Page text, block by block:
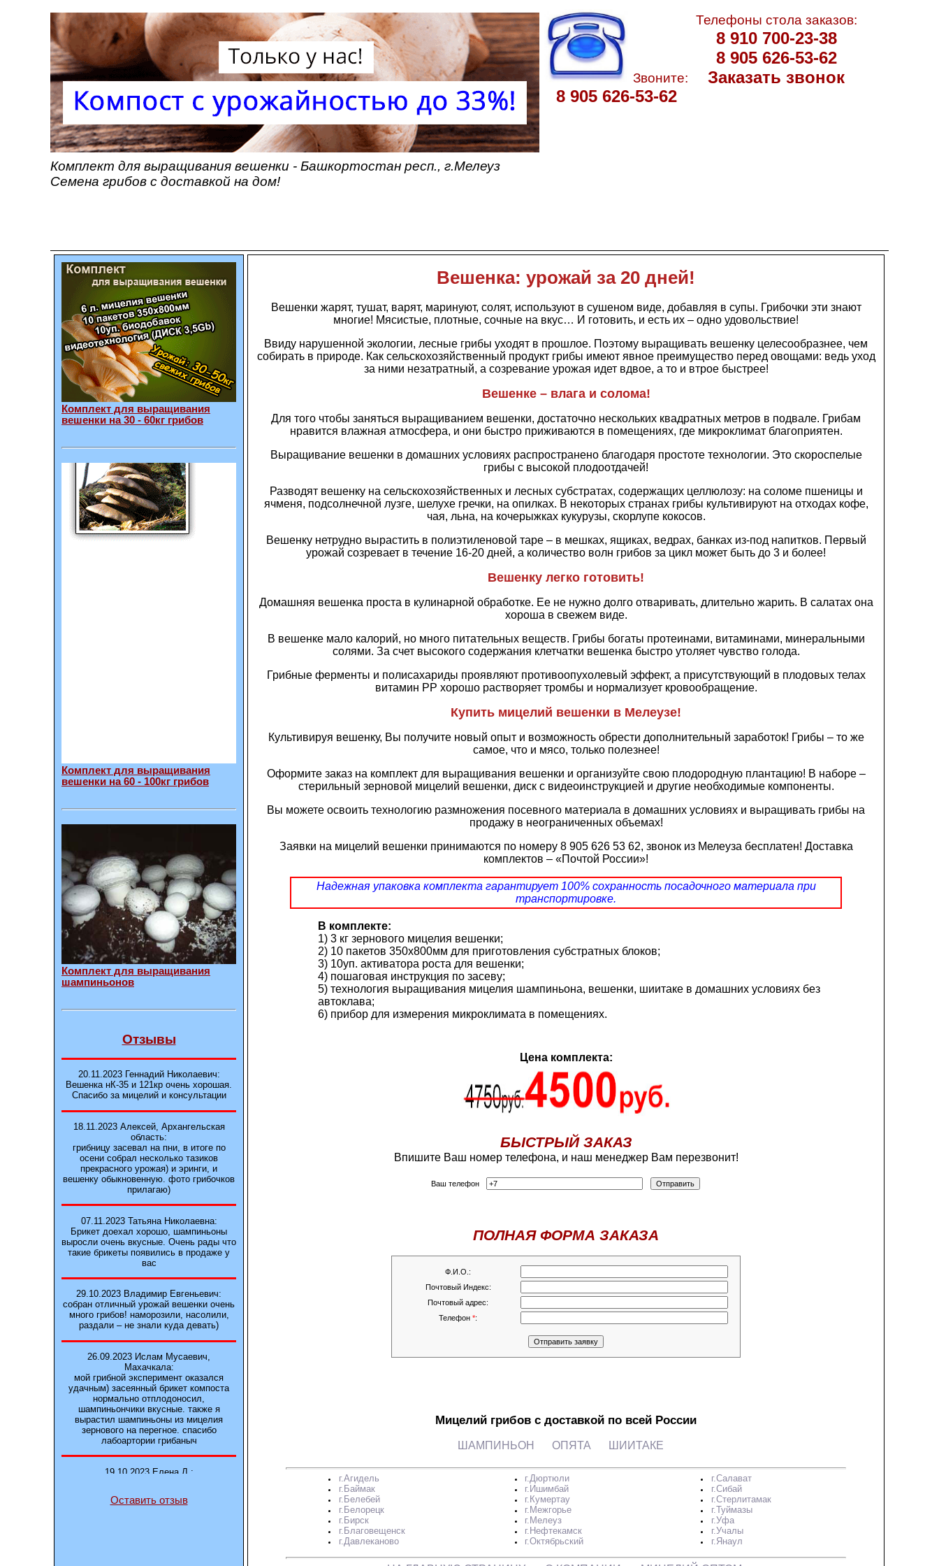
Звоните:
8 905 626-53-62
Телефоны стола заказов:
8 910 700-23-38
8 905 626-53-62
Заказать звонок
Комплект для выращивания вешенки - Башкортостан респ., г.Мелеуз
Семена грибов с доставкой на дом!
Комплект для выращивания
вешенки на 30 - 60кг грибов
Комплект для выращивания
вешенки на 60 - 100кг грибов
Комплект для выращивания
шампиньонов
Отзывы
20.11.2023 Геннадий Николаевич:
Вешенка нК-35 и 121кp очень хорошая.
Спасибо за мицелий и консультации
18.11.2023 Алексей, Архангельская
область:
грибницу засевал на пни, в итоге по
осени собрал несколько тазиков
прекрасного урожая) и эринги, и
вешенку обыкновенную. фото грибочков
прилагаю)
07.11.2023 Татьяна Николаевна:
Брикет доехал хорошо, шампиньоны
выросли очень вкусные. Очень рады что
такие брикеты появились в продаже у
вас
29.10.2023 Владимир Евгеньевич:
собран отличный урожай вешенки очень
много грибов! наморозили, насолили,
раздали – не знали куда девать)
26.09.2023 Ислам Мусаевич,
Махачкала:
мой грибной эксперимент оказался
удачным) засеянный брикет компоста
нормально отплодоносил,
шампиньончики вкусные. также я
вырастил шампиньоны из мицелия
зернового на перегное. спасибо
лабоартории грибаныч
19.10.2023 Елена Л.:
2-3 волны
Оставить отзыв
Вешенка: урожай за 20 дней!
Вешенки жарят, тушат, варят, маринуют, солят, используют в сушеном виде, добавляя в супы. Грибочки эти знают
многие! Мясистые, плотные, сочные на вкус… И готовить, и есть их – одно удовольствие!
Ввиду нарушенной экологии, лесные грибы уходят в прошлое. Поэтому выращивать вешенку целесообразнее, чем
собирать в природе. Как сельскохозяйственный продукт грибы имеют явное преимущество перед овощами: ведь уход
за ними незатратный, а созревание урожая идет вдвое, а то и втрое быстрее!
Вешенке – влага и солома!
Для того чтобы заняться выращиванием вешенки, достаточно нескольких квадратных метров в подвале. Грибам
нравится влажная атмосфера, и они быстро приживаются в помещениях, где микроклимат благоприятен.
Выращивание вешенки в домашних условиях распространено благодаря простоте технологии. Это скороспелые
грибы с высокой плодоотдачей!
Разводят вешенку на сельскохозяйственных и лесных субстратах, содержащих целлюлозу: на соломе пшеницы и
ячменя, подсолнечной лузге, шелухе гречки, на опилках. В некоторых странах грибы культивируют на отходах кофе,
чая, льна, на кочерыжках кукурузы, скорлупе кокосов.
Вешенку нетрудно вырастить в полиэтиленовой таре – в мешках, ящиках, ведрах, банках из-под напитков. Первый
урожай созревает в течение 16-20 дней, а количество волн грибов за цикл может быть до 3 и более!
Вешенку легко готовить!
Домашняя вешенка проста в кулинарной обработке. Ее не нужно долго отваривать, длительно жарить. В салатах она
хороша в свежем виде.
В вешенке мало калорий, но много питательных веществ. Грибы богаты протеинами, витаминами, минеральными
солями. За счет высокого содержания клетчатки вешенка быстро утоляет чувство голода.
Грибные ферменты и полисахариды проявляют противоопухолевый эффект, а присутствующий в плодовых телах
витамин PP хорошо растворяет тромбы и нормализует кровообращение.
Купить мицелий вешенки в Мелеузе!
Культивируя вешенку, Вы получите новый опыт и возможность обрести дополнительный заработок! Грибы – то же
самое, что и мясо, только полезнее!
Оформите заказ на комплект для выращивания вешенки и организуйте свою плодородную плантацию! В наборе –
стерильный зерновой мицелий вешенки, диск с видеоинструкцией и другие необходимые компоненты.
Вы можете освоить технологию размножения посевного материала в домашних условиях и выращивать грибы на
продажу в неограниченных объемах!
Заявки на мицелий вешенки принимаются по номеру 8 905 626 53 62, звонок из Мелеуза бесплатен! Доставка
комплектов – «Почтой России»!
Надежная упаковка комплекта гарантирует 100% сохранность посадочного материала при
транспортировке.
В комплекте:
1) 3 кг зернового мицелия вешенки;
2) 10 пакетов 350х800мм для приготовления субстратных блоков;
3) 10уп. активатора роста для вешенки;
4) пошаговая инструкция по засеву;
5) технология выращивания мицелия шампиньона, вешенки, шиитаке в домашних условиях без
автоклава;
6) прибор для измерения микроклимата в помещениях.
Цена комплекта:
БЫСТРЫЙ ЗАКАЗ
Впишите Ваш номер телефона, и наш менеджер Вам перезвонит!
Ваш телефон
ПОЛНАЯ ФОРМА ЗАКАЗА
Ф.И.О.:
Почтовый Индекс:
Почтовый адрес:
Телефон *:
Мицелий грибов с доставкой по всей России
ШАМПИНЬОН ОПЯТА ШИИТАКЕ
г.Агидель
г.Баймак
г.Белебей
г.Белорецк
г.Бирск
г.Благовещенск
г.Давлеканово
г.Дюртюли
г.Ишимбай
г.Кумертау
г.Межгорье
г.Мелеуз
г.Нефтекамск
г.Октябрьский
г.Салават
г.Сибай
г.Стерлитамак
г.Туймазы
г.Уфа
г.Учалы
г.Янаул